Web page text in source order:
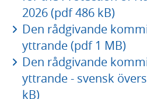
2026 (pdf 486 kB)
Den rådgivande
yttrande (pdf 1 MB)
Den rådgivande
yttrande - svensk
kB)